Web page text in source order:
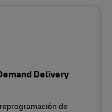
Delivery
de